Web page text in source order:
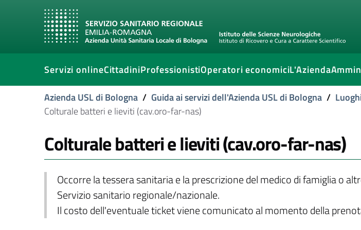
Servizi onlineCittadiniProfessionistiOperatori economiciL'Azienda
Azienda USL di Bologna / Guida ai servizi dell'Azienda USL di Bologna /
Colturale batteri e lieviti (cav.oro-far-nas)
Colturale batteri e lieviti (cav.oro-far-nas)
Occorre la tessera sanitaria e la prescrizione del medico di famiglia o
Servizio sanitario regionale/nazionale.
Il costo dell'eventuale ticket viene comunicato al momento della